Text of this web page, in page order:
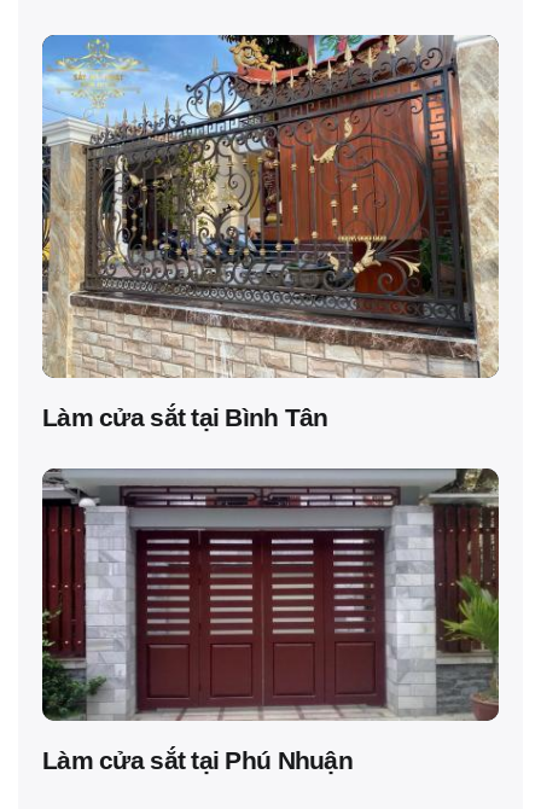
Làm cửa sắt tại Bình Tân
Làm cửa sắt tại Phú Nhuận